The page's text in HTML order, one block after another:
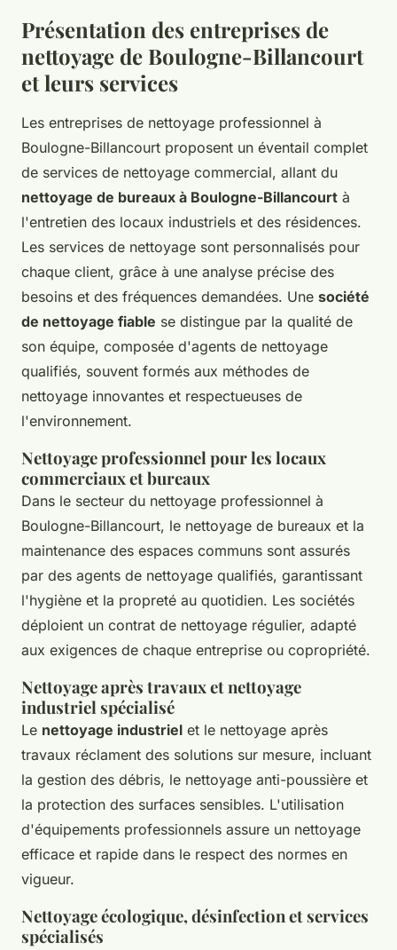
Présentation des entreprises de
nettoyage de Boulogne-Billancourt
et leurs services
Les entreprises de nettoyage professionnel à
Boulogne-Billancourt proposent un éventail complet
de services de nettoyage commercial, allant du
nettoyage de bureaux à Boulogne-Billancourt à
l'entretien des locaux industriels et des résidences.
Les services de nettoyage sont personnalisés pour
chaque client, grâce à une analyse précise des
besoins et des fréquences demandées. Une société
de nettoyage fiable se distingue par la qualité de
son équipe, composée d'agents de nettoyage
qualifiés, souvent formés aux méthodes de
nettoyage innovantes et respectueuses de
l'environnement.
Nettoyage professionnel pour les locaux
commerciaux et bureaux
Dans le secteur du nettoyage professionnel à
Boulogne-Billancourt, le nettoyage de bureaux et la
maintenance des espaces communs sont assurés
par des agents de nettoyage qualifiés, garantissant
l'hygiène et la propreté au quotidien. Les sociétés
déploient un contrat de nettoyage régulier, adapté
aux exigences de chaque entreprise ou copropriété.
Nettoyage après travaux et nettoyage
industriel spécialisé
Le nettoyage industriel et le nettoyage après
travaux réclament des solutions sur mesure, incluant
la gestion des débris, le nettoyage anti-poussière et
la protection des surfaces sensibles. L'utilisation
d'équipements professionnels assure un nettoyage
efficace et rapide dans le respect des normes en
vigueur.
Nettoyage écologique, désinfection et services
spécialisés